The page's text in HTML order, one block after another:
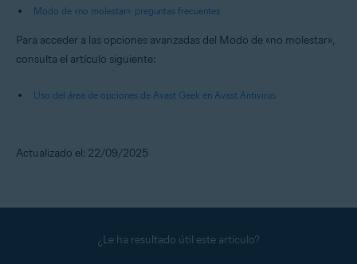
Modo de «no molestar»: preguntas frecuentes
Para acceder a las opciones avanzadas del Modo de «no molestar»,
consulta el artículo siguiente:
Uso del área de opciones de Avast Geek en Avast Antivirus
Actualizado el: 22/09/2025
¿Le ha resultado útil este artículo?